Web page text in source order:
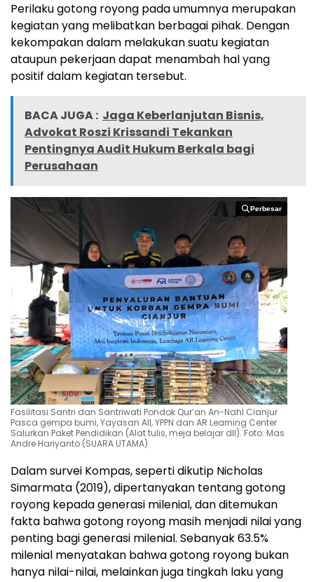
Perilaku gotong royong pada umumnya merupakan
kegiatan yang melibatkan berbagai pihak. Dengan
kekompakan dalam melakukan suatu kegiatan
ataupun pekerjaan dapat menambah hal yang
positif dalam kegiatan tersebut.
BACA JUGA : Jaga Keberlanjutan Bisnis,
Advokat Roszi Krissandi Tekankan
Pentingnya Audit Hukum Berkala bagi
Perusahaan
Perbesar
Perbesar
Fasilitasi Santri dan Santriwati Pondok Qur’an An-Nahl Cianjur
Pasca gempa bumi, Yayasan AII, YPPN dan AR Learning Center
Salurkan Paket Pendidikan (Alat tulis, meja belajar dll). Foto: Mas
Andre Hariyanto (SUARA UTAMA)
Dalam survei Kompas, seperti dikutip Nicholas
Simarmata (2019), dipertanyakan tentang gotong
royong kepada generasi milenial, dan ditemukan
fakta bahwa gotong royong masih menjadi nilai yang
penting bagi generasi milenial. Sebanyak 63.5%
milenial menyatakan bahwa gotong royong bukan
hanya nilai-nilai, melainkan juga tingkah laku yang